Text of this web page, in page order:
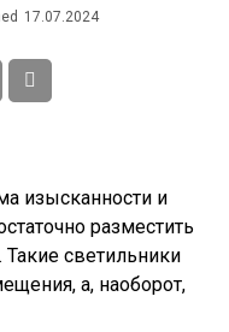
17.07.2024
изысканности и
разместить
светильники
а, наоборот,